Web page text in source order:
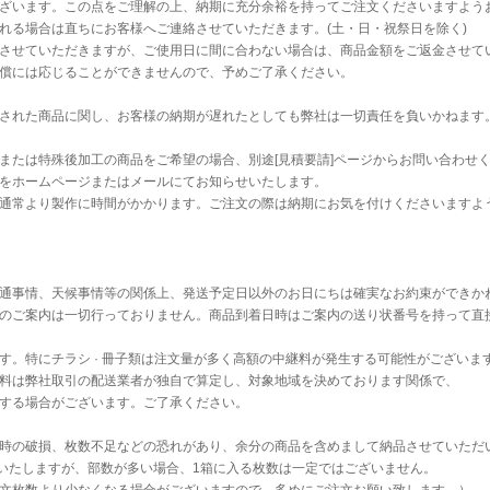
います。この点をご理解の上、納期に充分余裕を持ってご注文くださいますよう
る場合は直ちにお客様へご連絡させていただきます。(土・日・祝祭日を除く)
せていただきますが、ご使用日に間に合わない場合は、商品金額をご返金させて
には応じることができませんので、予めご了承ください。
れた商品に関し、お客様の納期が遅れたとしても弊社は一切責任を負いかねます
たは特殊後加工の商品をご希望の場合、別途[見積要請]ページからお問い合わせ
ホームページまたはメールにてお知らせいたします。
常より製作に時間がかかります。ご注文の際は納期にお気を付けくださいますよ
事情、天候事情等の関係上、発送予定日以外のお日にちは確実なお約束ができか
ご案内は一切行っておりません。商品到着日時はご案内の送り状番号を持って直
。特にチラシ · 冊子類は注文量が多く高額の中継料が発生する可能性がございま
は弊社取引の配送業者が独自で算定し、対象地域を決めております関係で、
る場合がございます。ご了承ください。
の破損、枚数不足などの恐れがあり、余分の商品を含めまして納品させていただ
しますが、部数が多い場合、1箱に入る枚数は一定ではございません。